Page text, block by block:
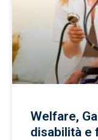
Welfare,
disabilità e